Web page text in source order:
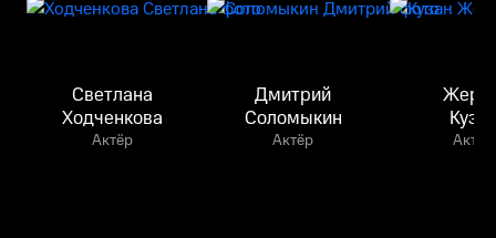
Светлана
Ходченкова
Актёр
Дмитрий
Соломыкин
Актёр Актёр